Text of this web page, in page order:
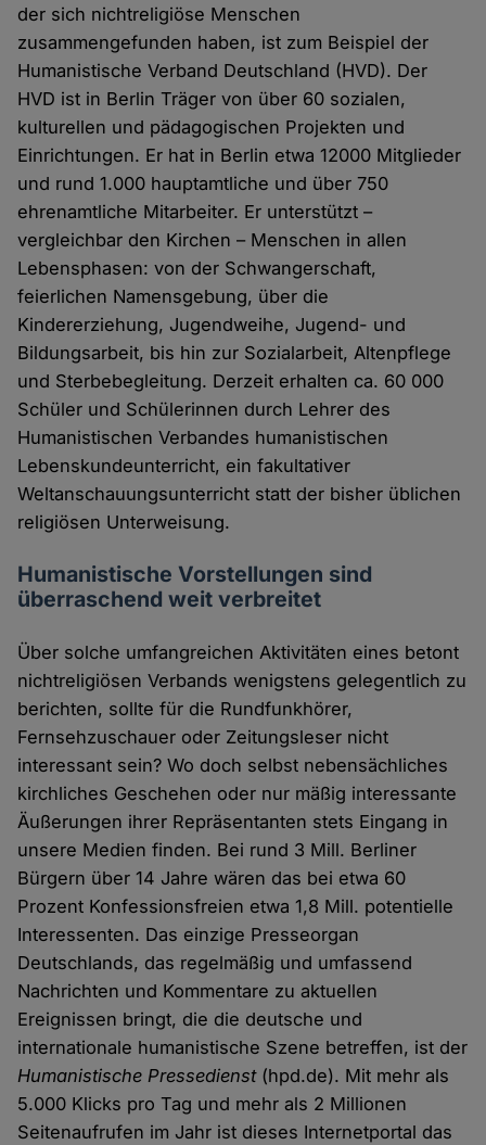
der sich nichtreligiöse Menschen
zusammengefunden haben, ist zum Beispiel der
Humanistische Verband Deutschland (HVD). Der
HVD ist in Berlin Träger von über 60 sozialen,
kulturellen und pädagogischen Projekten und
Einrichtungen. Er hat in Berlin etwa 12000 Mitglieder
und rund 1.000 hauptamtliche und über 750
ehrenamtliche Mitarbeiter. Er unterstützt –
vergleichbar den Kirchen – Menschen in allen
Lebensphasen: von der Schwangerschaft,
feierlichen Namensgebung, über die
Kindererziehung, Jugendweihe, Jugend- und
Bildungsarbeit, bis hin zur Sozialarbeit, Altenpflege
und Sterbebegleitung. Derzeit erhalten ca. 60 000
Schüler und Schülerinnen durch Lehrer des
Humanistischen Verbandes humanistischen
Lebenskundeunterricht, ein fakultativer
Weltanschauungsunterricht statt der bisher üblichen
religiösen Unterweisung.
Humanistische Vorstellungen sind
überraschend weit verbreitet
Über solche umfangreichen Aktivitäten eines betont
nichtreligiösen Verbands wenigstens gelegentlich zu
berichten, sollte für die Rundfunkhörer,
Fernsehzuschauer oder Zeitungsleser nicht
interessant sein? Wo doch selbst nebensächliches
kirchliches Geschehen oder nur mäßig interessante
Äußerungen ihrer Repräsentanten stets Eingang in
unsere Medien finden. Bei rund 3 Mill. Berliner
Bürgern über 14 Jahre wären das bei etwa 60
Prozent Konfessionsfreien etwa 1,8 Mill. potentielle
Interessenten. Das einzige Presseorgan
Deutschlands, das regelmäßig und umfassend
Nachrichten und Kommentare zu aktuellen
Ereignissen bringt, die die deutsche und
internationale humanistische Szene betreffen, ist der
Humanistische Pressedienst(hpd.de). Mit mehr als
5.000 Klicks pro Tag und mehr als 2 Millionen
Seitenaufrufen im Jahr ist dieses Internetportal das